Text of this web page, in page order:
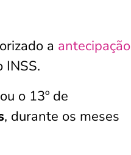
a antecipação
INSS.
o 13º de
, durante os meses